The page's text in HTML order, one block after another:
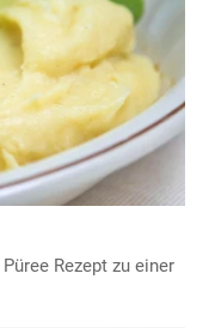
Rezept zu einer